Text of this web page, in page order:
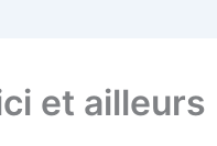
et ailleurs